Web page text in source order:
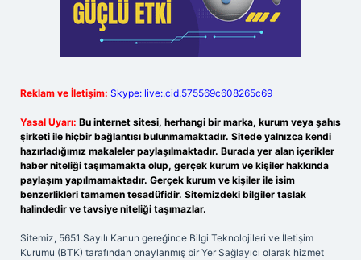
Reklam ve İletişim: Skype: live:.cid.575569c608265c69
Yasal Uyarı: Bu internet sitesi, herhangi bir marka, kurum veya şahıs
şirketi ile hiçbir bağlantısı bulunmamaktadır. Sitede yalnızca kendi
hazırladığımız makaleler paylaşılmaktadır. Burada yer alan içerikler
haber niteliği taşımamakta olup, gerçek kurum ve kişiler hakkında
paylaşım yapılmamaktadır. Gerçek kurum ve kişiler ile isim
benzerlikleri tamamen tesadüfidir. Sitemizdeki bilgiler taslak
halindedir ve tavsiye niteliği taşımazlar.
Sitemiz, 5651 Sayılı Kanun gereğince Bilgi Teknolojileri ve İletişim
Kurumu (BTK) tarafından onaylanmış bir Yer Sağlayıcı olarak hizmet